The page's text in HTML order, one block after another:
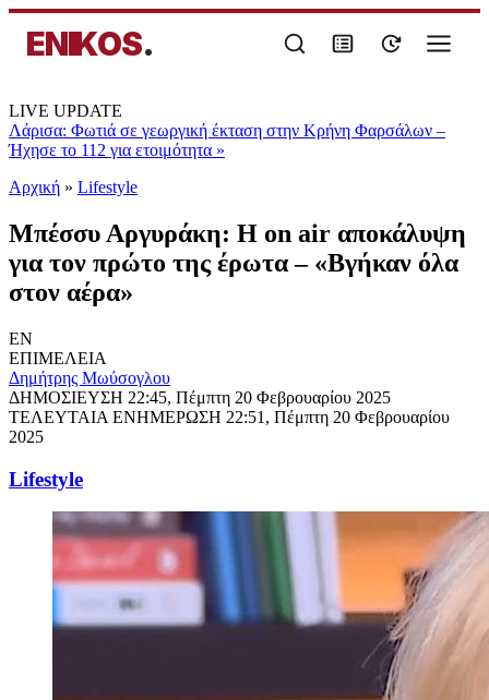
ENIKOS.
LIVE UPDATE
Λάρισα: Φωτιά σε γεωργική έκταση στην Κρήνη Φαρσάλων –
Ήχησε το 112 για ετοιμότητα »
Αρχική » Lifestyle
Μπέσσυ Αργυράκη: Η on air αποκάλυψη
για τον πρώτο της έρωτα – «Βγήκαν όλα
στον αέρα»
EN
ΕΠΙΜΕΛΕΙΑ
Δημήτρης Μωύσογλου
ΔΗΜΟΣΙΕΥΣΗ 22:45, Πέμπτη 20 Φεβρουαρίου 2025
ΤΕΛΕΥΤΑΙΑ ΕΝΗΜΕΡΩΣΗ 22:51, Πέμπτη 20 Φεβρουαρίου
2025
Lifestyle